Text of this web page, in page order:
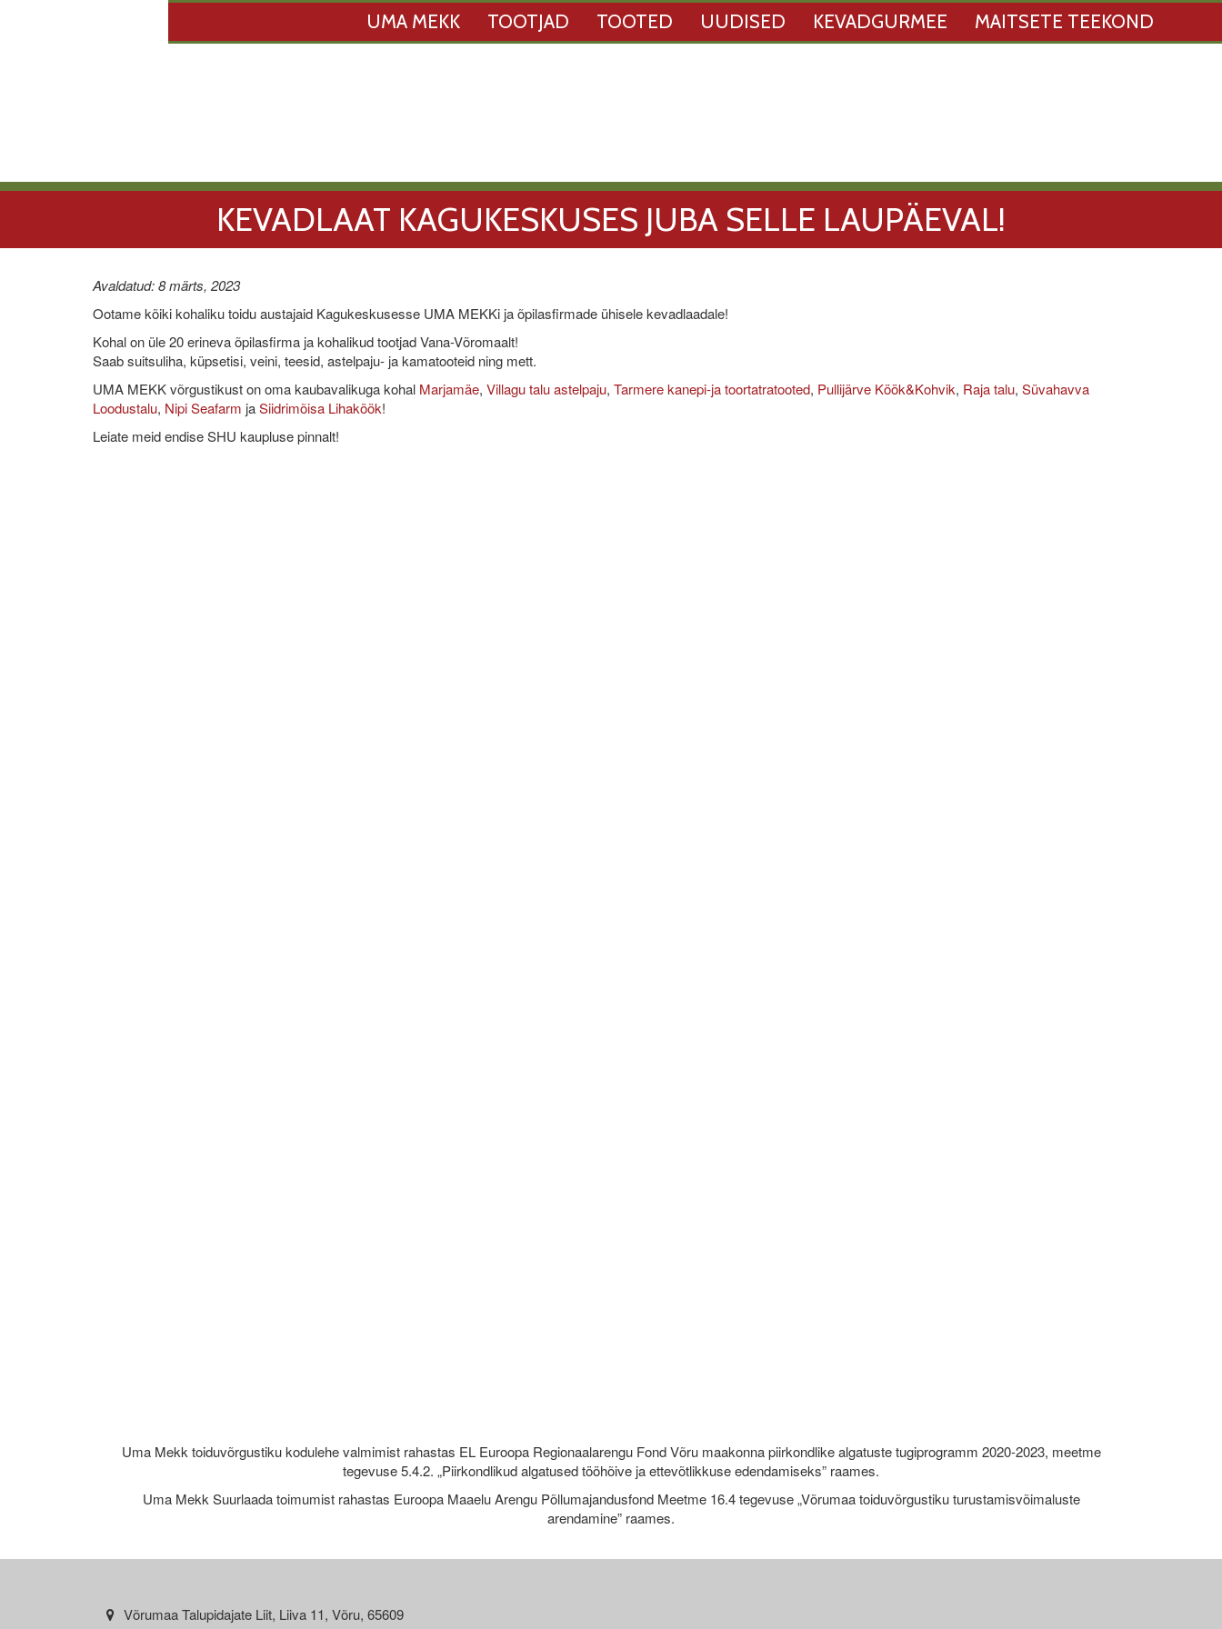
UMA MEKK TOOTJAD TOOTED UUDISED KEVADGURMEE MAITSETE TEEKOND
KEVADLAAT KAGUKESKUSES JUBA SELLE LAUPÄEVAL!
Avaldatud: 8 märts, 2023
Ootame kõiki kohaliku toidu austajaid Kagukeskusesse UMA MEKKi ja õpilasfirmade ühisele kevadlaadale!
Kohal on üle 20 erineva õpilasfirma ja kohalikud tootjad Vana-Võromaalt!
Saab suitsuliha, küpsetisi, veini, teesid, astelpaju- ja kamatooteid ning mett.
UMA MEKK võrgustikust on oma kaubavalikuga kohal Marjamäe, Villagu talu astelpaju, Tarmere kanepi-ja toortatratooted, Pullijärve Köök&Kohvik, Raja talu, Süvahavva
Loodustalu, Nipi Seafarm jaSiidrimõisa Lihaköök!
Leiate meid endise SHU kaupluse pinnalt!
Uma Mekk toiduvõrgustiku kodulehe valmimist rahastas EL Euroopa Regionaalarengu Fond Võru maakonna piirkondlike algatuste tugiprogramm 2020-2023, meetme
tegevuse 5.4.2. „Piirkondlikud algatused tööhõive ja ettevõtlikkuse edendamiseks” raames.
Uma Mekk Suurlaada toimumist rahastas Euroopa Maaelu Arengu Põllumajandusfond Meetme 16.4 tegevuse „Võrumaa toiduvõrgustiku turustamisvõimaluste
arendamine” raames.
Võrumaa Talupidajate Liit, Liiva 11, Võru, 65609